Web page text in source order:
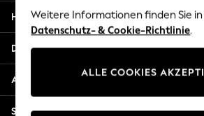
Dresses
Flip Flops
Linen Collection
Sandals
Shorts
Hilfe
Datenschutz und Rechtliches
Abteilungen
Sonstige Dienstleistungen
Weitere Informationen finden Sie
Datenschutz- & Cookie-Richtlinie.
ALLE COOKIES